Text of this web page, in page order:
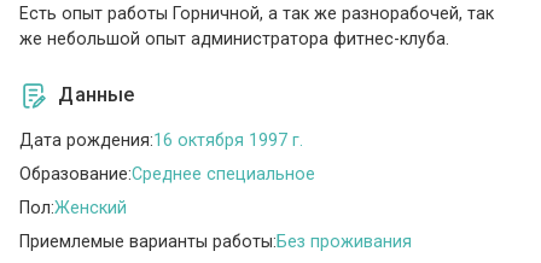
Есть опыт работы Горничной, а так же разнорабочей, так
же небольшой опыт администратора фитнес-клуба.
Данные
Дата рождения:16 октября 1997 г.
Образование:Среднее специальное
Пол:Женский
Приемлемые варианты работы:Без проживания